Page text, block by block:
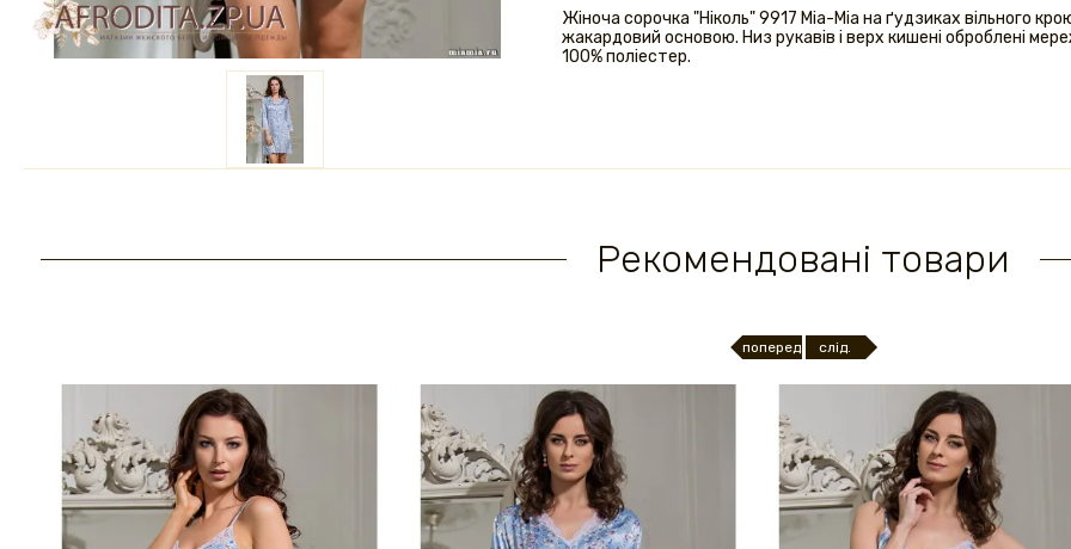
Жіноча сорочка "Ніколь" 9917 Mia-Mia на ґудзиках вільного
жакардовий основою. Низ рукавів і верх кишені оброблені
100% поліестер.
Рекомендовані товари
поперед. слід.